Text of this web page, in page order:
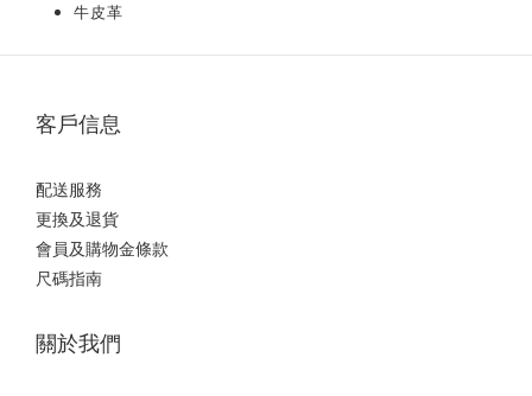
牛皮革
客戶信息
配送服務
更換及退貨
會員及購物金條款
尺碼指南
關於我們